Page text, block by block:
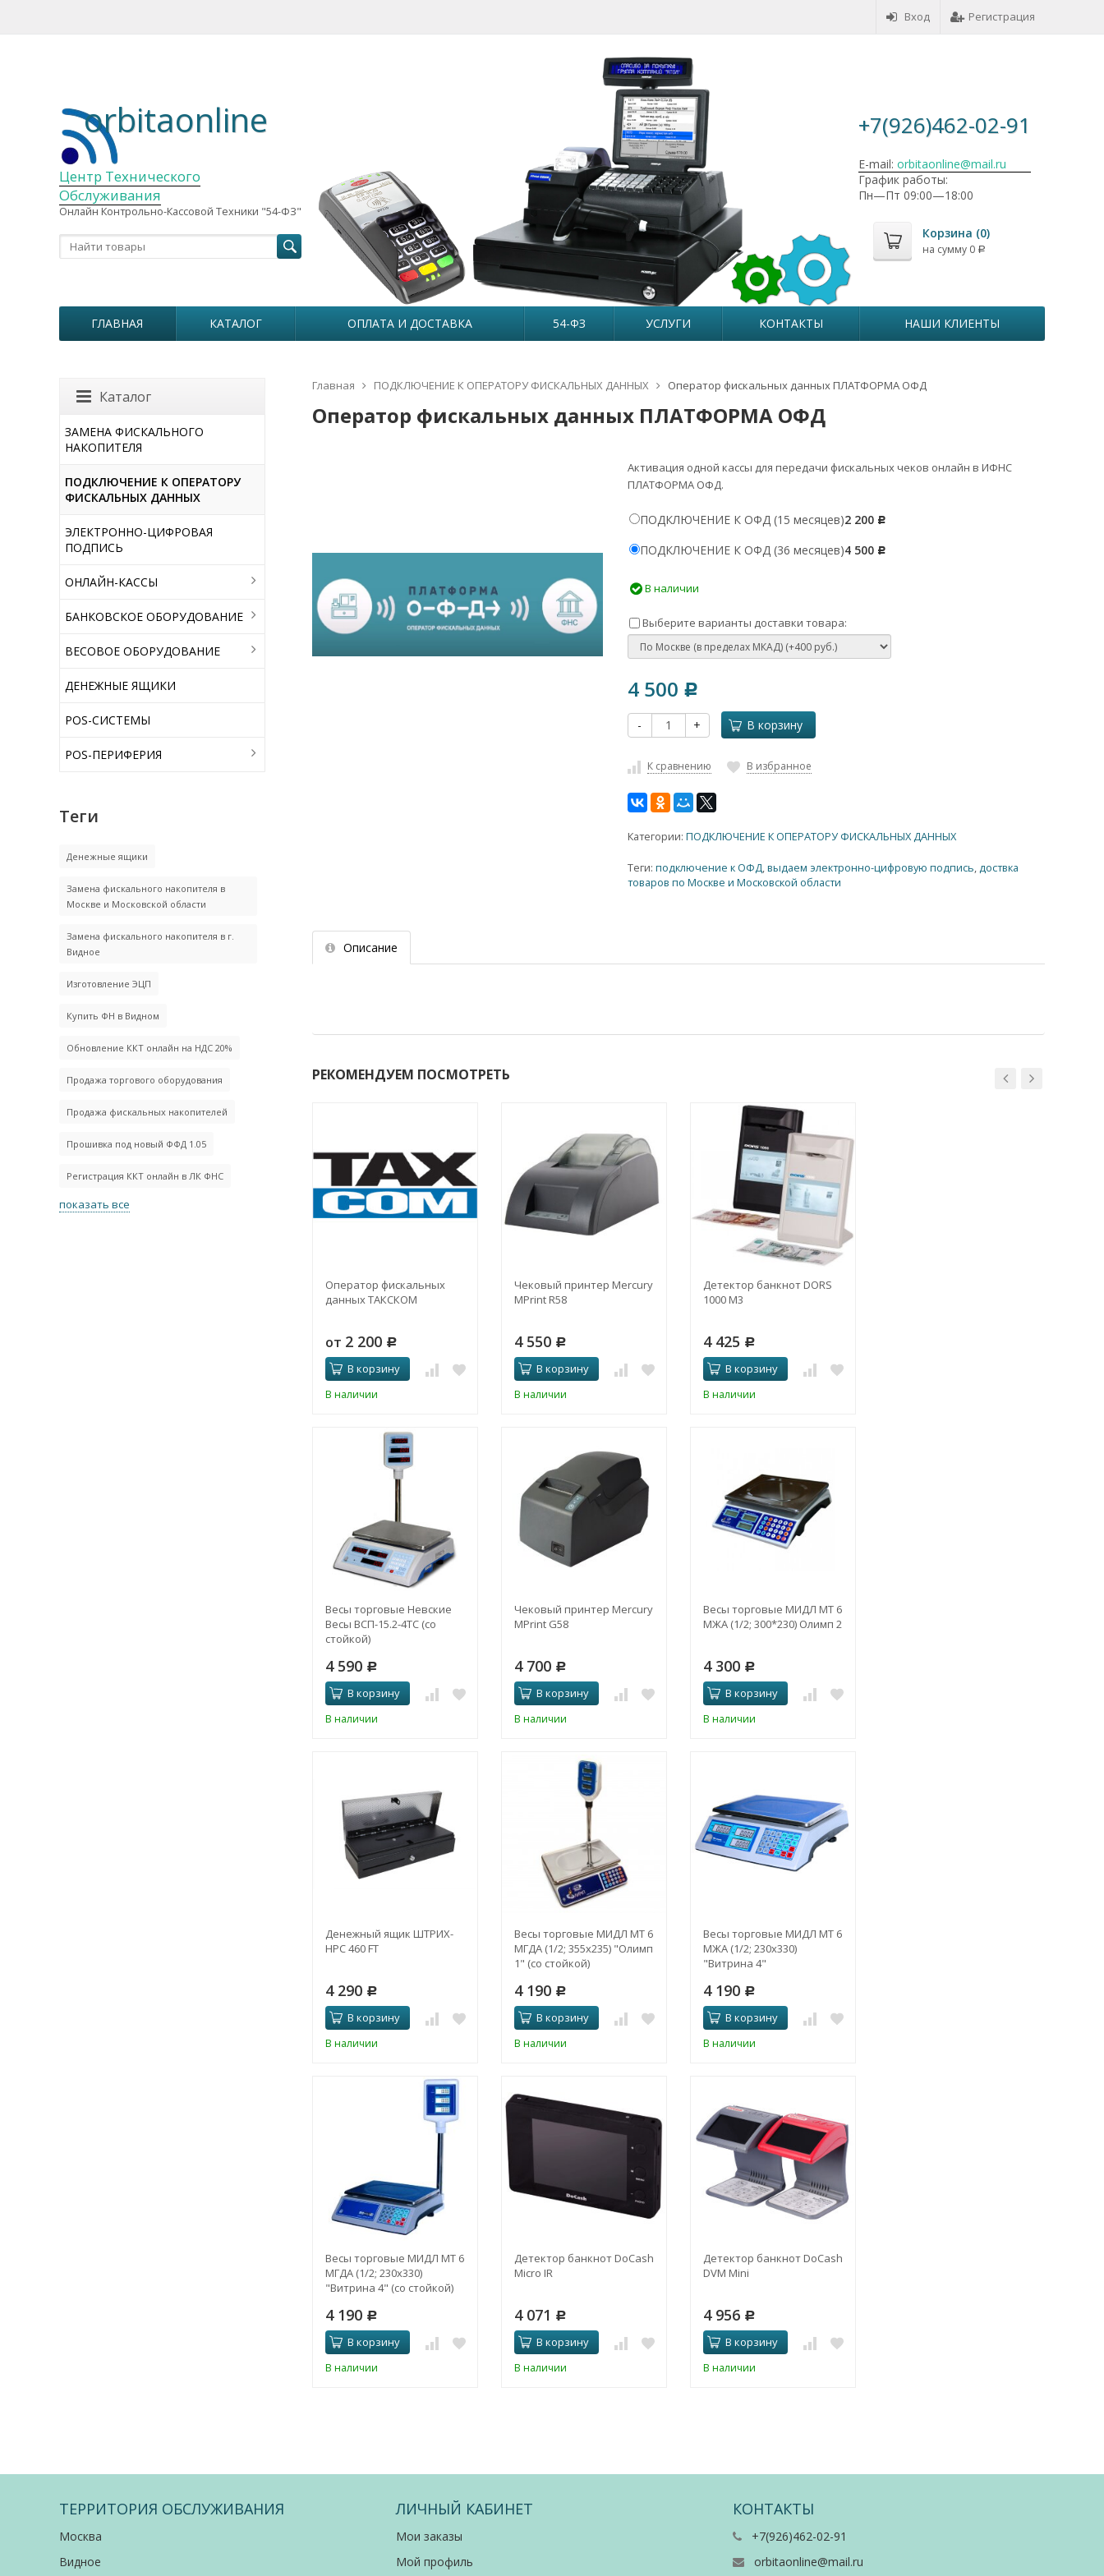
Вход Регистрация
Центр Технического
Обслуживания
Онлайн Контрольно-Кассовой Техники "54-ФЗ"
orbitaonline +7(926)462-02-91
E-mail: orbitaonline@mail.ru
График работы:
Пн—Пт 09:00—18:00
Корзина (0)
на сумму 0 Р
ГЛАВНАЯ КАТАЛОГ ОПЛАТА И ДОСТАВКА 54-ФЗ УСЛУГИ КОНТАКТЫ НАШИ КЛИЕНТЫ
Главная ПОДКЛЮЧЕНИЕ К ОПЕРАТОРУ ФИСКАЛЬНЫХ ДАННЫХ Оператор фискальных данных ПЛАТФОРМА ОФД
Оператор фискальных данных ПЛАТФОРМА ОФД
​Активация одной кассы для передачи фискальных чеков онлайн в ИФНС
ПЛАТФОРМА ОФД.​
ПОДКЛЮЧЕНИЕ К ОФД (15 месяцев)2 200 Р
ПОДКЛЮЧЕНИЕ К ОФД (36 месяцев)4 500 Р
В наличии
Выберите варианты доставки товара:
4 500 Р
- + В корзину
К сравнению В избранное
Категории: ПОДКЛЮЧЕНИЕ К ОПЕРАТОРУ ФИСКАЛЬНЫХ ДАННЫХ
Теги: подключение к ОФД,выдаем электронно-цифровую подпись,доствка
товаров по Москве и Московской области
Описание
РЕКОМЕНДУЕМ ПОСМОТРЕТЬ
Оператор фискальных
данных ТАКСКОМ
от 2 200 Р
В корзину
В наличии
Чековый принтер Mercury
MPrint R58
4 550 Р
В корзину
В наличии
Детектор банкнот DORS
1000 M3
4 425 Р
В корзину
В наличии
Весы торговые Невские
Весы ВСП-15.2-4ТC (со
стойкой)
4 590 Р
В корзину
В наличии
Чековый принтер Mercury
MPrint G58
4 700 Р
В корзину
В наличии
Весы торговые МИДЛ МТ 6
МЖА (1/2; 300*230) Олимп 2
4 300 Р
В корзину
В наличии
Денежный ящик ШТРИХ-
HPC 460 FT
4 290 Р
В корзину
В наличии
Весы торговые МИДЛ МТ 6
МГДА (1/2; 355х235) "Олимп
1" (со стойкой)
4 190 Р
В корзину
В наличии
Весы торговые МИДЛ МТ 6
МЖА (1/2; 230х330)
"Витрина 4"
4 190 Р
В корзину
В наличии
Весы торговые МИДЛ МТ 6
МГДА (1/2; 230х330)
"Витрина 4" (со стойкой)
4 190 Р
В корзину
В наличии
Детектор банкнот DoCash
Micro IR
4 071 Р
В корзину
В наличии
Детектор банкнот DoCash
DVM Mini
4 956 Р
В корзину
В наличии
Каталог
ЗАМЕНА ФИСКАЛЬНОГО
НАКОПИТЕЛЯ
ПОДКЛЮЧЕНИЕ К ОПЕРАТОРУ
ФИСКАЛЬНЫХ ДАННЫХ
ЭЛЕКТРОННО-ЦИФРОВАЯ
ПОДПИСЬ
ОНЛАЙН-КАССЫ
БАНКОВСКОЕ ОБОРУДОВАНИЕ
ВЕСОВОЕ ОБОРУДОВАНИЕ
ДЕНЕЖНЫЕ ЯЩИКИ
POS-СИСТЕМЫ
POS-ПЕРИФЕРИЯ
Теги
Денежные ящики
Замена фискального накопителя в
Москве и Московской области
Замена фискального накопителя в г.
Видное
Изготовление ЭЦП
Купить ФН в Видном
Обновление ККТ онлайн на НДС 20%
Продажа торгового оборудования
Продажа фискальных накопителей
Прошивка под новый ФФД 1.05
Регистрация ККТ онлайн в ЛК ФНС
показать все
ТЕРРИТОРИЯ ОБСЛУЖИВАНИЯ
Москва
Видное
ЛИЧНЫЙ КАБИНЕТ
Мои заказы
Мой профиль
КОНТАКТЫ
+7(926)462-02-91
orbitaonline@mail.ru